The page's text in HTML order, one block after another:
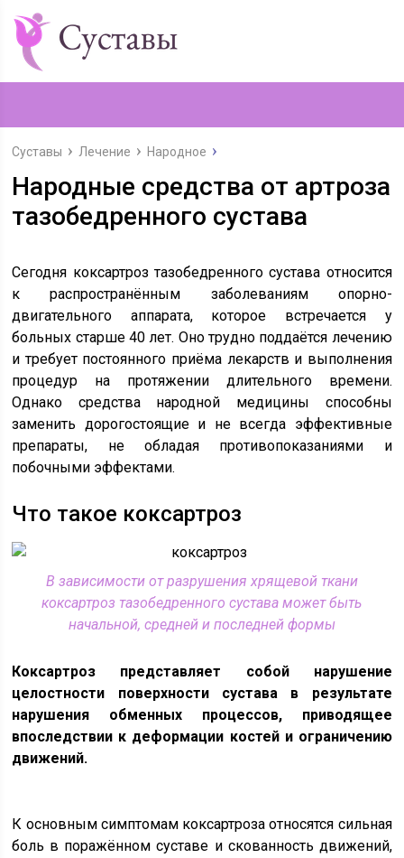
Суставы Лечение Народное
Народные средства от артроза
тазобедренного сустава
Сегодня коксартроз тазобедренного сустава относится
к распространённым заболеваниям опорно-
двигательного аппарата, которое встречается у
больных старше 40 лет. Оно трудно поддаётся лечению
и требует постоянного приёма лекарств и выполнения
процедур на протяжении длительного времени.
Однако средства народной медицины способны
заменить дорогостоящие и не всегда эффективные
препараты, не обладая противопоказаниями и
побочными эффектами.
Что такое коксартроз
В зависимости от разрушения хрящевой ткани
коксартроз тазобедренного сустава может быть
начальной, средней и последней формы
Коксартроз представляет собой нарушение
целостности поверхности сустава в результате
нарушения обменных процессов, приводящее
впоследствии к деформации костей и ограничению
движений.
К основным симптомам коксартроза относятся сильная
боль в поражённом суставе и скованность движений,